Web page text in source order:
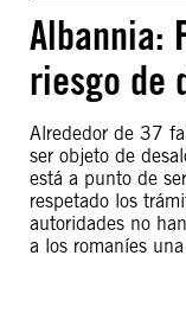
Albannia:
riesgo de
Alrededor de 37
ser objeto de
está a punto de
respetado los
autoridades no
a los romaníes